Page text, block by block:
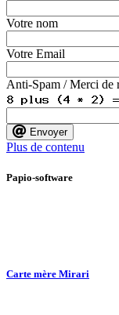
Votre nom
Votre Email
Anti-Spam / Merci de
Envoyer
Plus de contenu
Papio-software
Carte mère Mirari